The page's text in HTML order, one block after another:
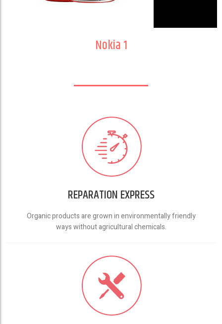
Nokia 1
REPARATION EXPRESS
Organic products are grown in environmentally friendly
ways without agricultural chemicals.